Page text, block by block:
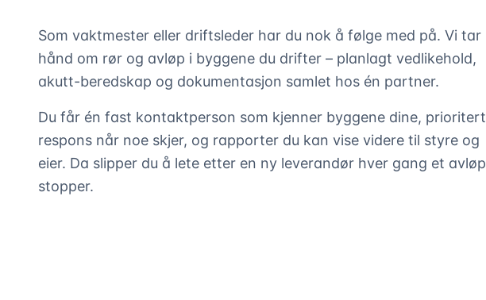
Som vaktmester eller driftsleder har du nok å følge med på. Vi tar
hånd om rør og avløp i byggene du drifter – planlagt vedlikehold,
akutt-beredskap og dokumentasjon samlet hos én partner.
Du får én fast kontaktperson som kjenner byggene dine, prioritert
respons når noe skjer, og rapporter du kan vise videre til styre og
eier. Da slipper du å lete etter en ny leverandør hver gang et avløp
stopper.